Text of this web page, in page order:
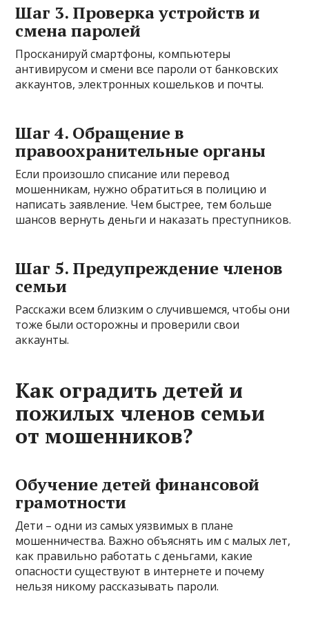
Шаг 3. Проверка устройств и
смена паролей
Просканируй смартфоны, компьютеры
антивирусом и смени все пароли от банковских
аккаунтов, электронных кошельков и почты.
Шаг 4. Обращение в
правоохранительные органы
Если произошло списание или перевод
мошенникам, нужно обратиться в полицию и
написать заявление. Чем быстрее, тем больше
шансов вернуть деньги и наказать преступников.
Шаг 5. Предупреждение членов
семьи
Расскажи всем близким о случившемся, чтобы они
тоже были осторожны и проверили свои
аккаунты.
Как оградить детей и
пожилых членов семьи
от мошенников?
Обучение детей финансовой
грамотности
Дети – одни из самых уязвимых в плане
мошенничества. Важно объяснять им с малых лет,
как правильно работать с деньгами, какие
опасности существуют в интернете и почему
нельзя никому рассказывать пароли.